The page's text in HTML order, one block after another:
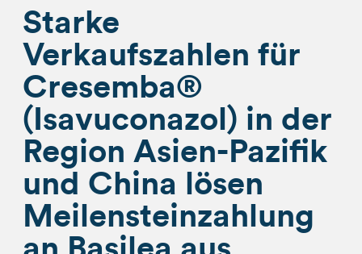
Starke
Verkaufszahlen für
Cresemba®
(Isavuconazol) in der
Region Asien-Pazifik
und China lösen
Meilensteinzahlung